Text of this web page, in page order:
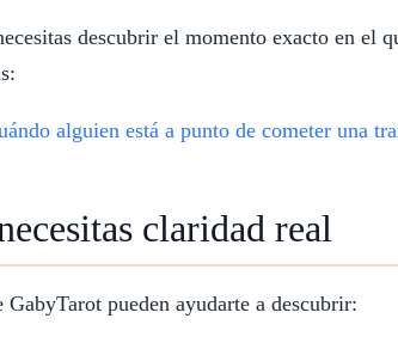
descubrir el momento exacto en el
alguien está a punto de cometer una
claridad real
GabyTarot pueden ayudarte a descubrir: